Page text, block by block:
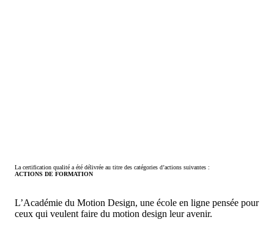
La certification qualité a été délivrée au titre des catégories d’actions suivantes :
ACTIONS DE FORMATION
L’Académie du Motion Design, une école en ligne pensée pour
ceux qui veulent faire du motion design leur avenir.